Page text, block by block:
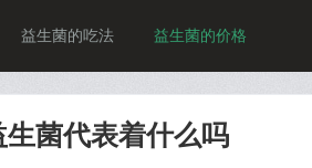
益生菌的吃法 益生菌的价格
菌代表着什么吗